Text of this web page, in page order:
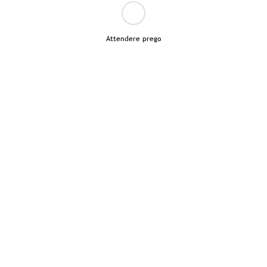
Attendere prego